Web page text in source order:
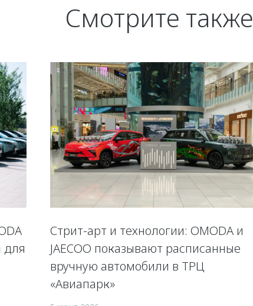
Смотрите также
для
Стрит-арт и технологии: OMODA и
JAECOO показывают расписанные
вручную автомобили в ТРЦ
«Авиапарк»